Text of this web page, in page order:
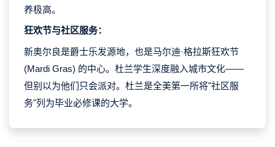
养极高。
狂欢节与社区服务：
新奥尔良是爵士乐发源地，也是马尔迪·格拉斯狂欢节
(Mardi Gras) 的中心。杜兰学生深度融入城市文化——
但别以为他们只会派对。杜兰是全美第一所将"社区服
务"列为毕业必修课的大学。